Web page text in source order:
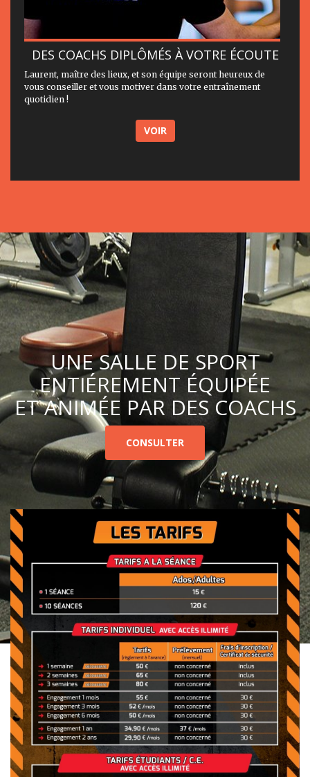
DES COACHS DIPLÔMÉS À VOTRE ÉCOUTE
Laurent, maître des lieux, et son équipe seront heureux de
vous conseiller et vous motiver dans votre entraînement
quotidien !
VOIR
UNE SALLE DE SPORT
ENTIÉREMENT ÉQUIPÉE
ET ANIMÉE PAR DES COACHS
CONSULTER